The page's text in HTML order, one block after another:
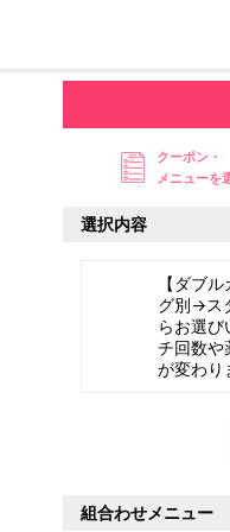
クーポン・
メニューを
選択内容
【ダブ
グ別→ス
らお選び
チ回数や
が変わり
組合わせメニュー